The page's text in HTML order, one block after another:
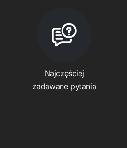
Najczęściej
zadawane pytania